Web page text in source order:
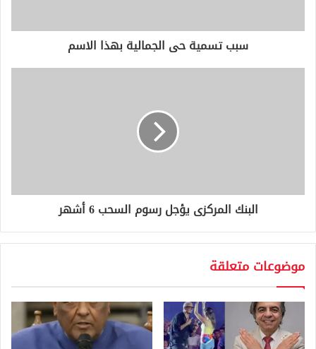
ر
ي
سبب تسمية حى الجمالية بهذا الاسم
البنك المركزى يؤجل رسوم السحب 6 أشهر
موضوعات متعلقة